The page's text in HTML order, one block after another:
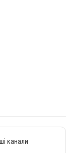
канали